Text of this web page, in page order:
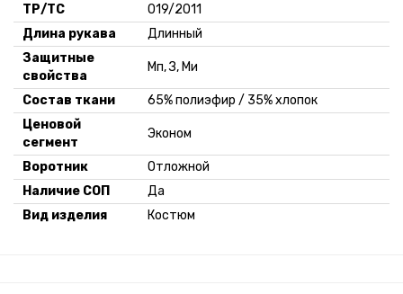
ТР/ТС
019/2011
Длина рукава
Длинный
Защитные
свойства
Мп, З, Ми
Состав ткани
65% полиэфир / 35% хлопок
Ценовой
сегмент
Эконом
Воротник
Отложной
Наличие СОП
Да
Вид изделия
Костюм